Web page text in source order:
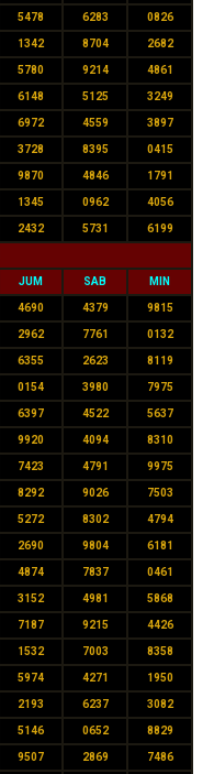
5478 6283 0826
1342 8704 2682
5780 9214 4861
6148 5125 3249
6972 4559 3897
3728 8395 0415
9870 4846 1791
1345 0962 4056
2432 5731 6199
JUM SAB MIN
4690 4379 9815
2962 7761 0132
6355 2623 8119
0154 3980 7975
6397 4522 5637
9920 4094 8310
7423 4791 9975
8292 9026 7503
5272 8302 4794
2690 9804 6181
4874 7837 0461
3152 4981 5868
7187 9215 4426
1532 7003 8358
5974 4271 1950
2193 6237 3082
5146 0652 8829
9507 2869 7486